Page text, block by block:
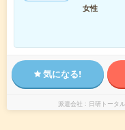
女性
気になる!
派遣会社 日研トータ